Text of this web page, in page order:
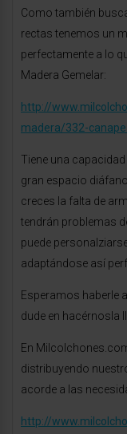
Como también
rectas tenemos un
perfectamente a lo
Madera Gemelar:
http://
madera/332-
Tiene una
gran espacio
creces la falta de
tendrán problemas
puede
adaptándose así
Esperamos haberle
dude en hacérnosla
En
distribuyendo
acorde a las
http://